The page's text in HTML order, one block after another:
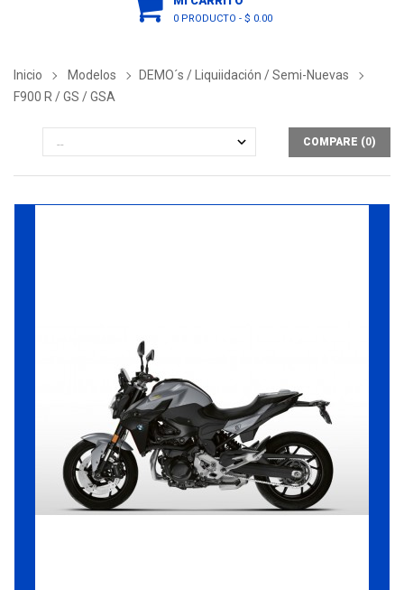
0 PRODUCTO - $ 0.00
Inicio Modelos
DEMO´s / Liquiidación / Semi-Nuevas
F900 R / GS / GSA
COMPARE (0)